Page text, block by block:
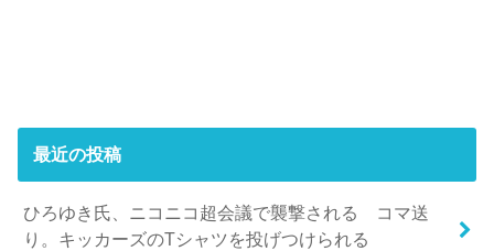
最近の投稿
ひろゆき氏、ニコニコ超会議で襲撃される コマ送
り。キッカーズのTシャツを投げつけられる